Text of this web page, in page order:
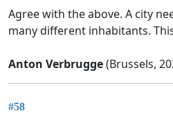
Agree with the above. A city
many different inhabitants.
Anton Verbrugge(Brussels,
#58